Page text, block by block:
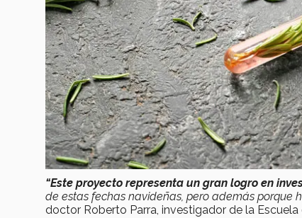
“Este proyecto representa un gran logro en
de estas fechas navideñas, pero además porque
doctor Roberto Parra, investigador de la Escuela